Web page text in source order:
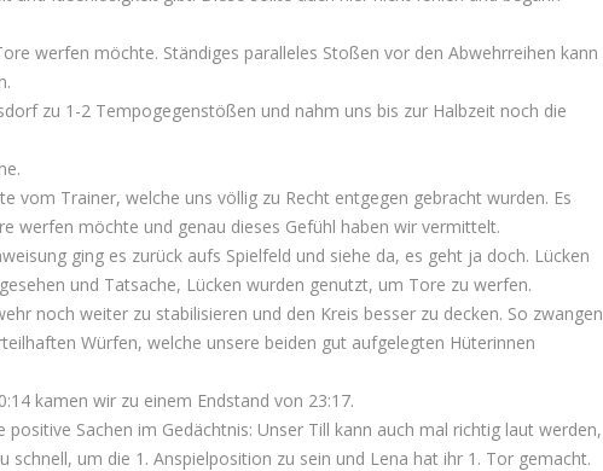
werfen möchte. Ständiges paralleles Stoßen vor den Abwehrreihen kann
zu 1-2 Tempogegenstößen und nahm uns bis zur Halbzeit noch die
vom Trainer, welche uns völlig zu Recht entgegen gebracht wurden. Es
werfen möchte und genau dieses Gefühl haben wir vermittelt.
ging es zurück aufs Spielfeld und siehe da, es geht ja doch. Lücken
und Tatsache, Lücken wurden genutzt, um Tore zu werfen.
noch weiter zu stabilisieren und den Kreis besser zu decken. So zwangen
Würfen, welche unsere beiden gut aufgelegten Hüterinnen
kamen wir zu einem Endstand von 23:17.
positive Sachen im Gedächtnis: Unser Till kann auch mal richtig laut werden,
schnell, um die 1. Anspielposition zu sein und Lena hat ihr 1. Tor gemacht.